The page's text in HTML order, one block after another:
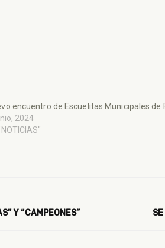
encuentro de Escuelitas Municipales de
2024
Y “CAMPEONES”